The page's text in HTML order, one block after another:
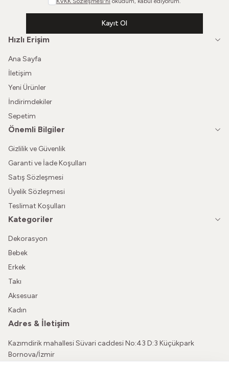
Kayıt Ol
Hızlı Erişim
Ana Sayfa
İletişim
Yeni Ürünler
İndirimdekiler
Sepetim
Önemli Bilgiler
Gizlilik ve Güvenlik
Garanti ve İade Koşulları
Satış Sözleşmesi
Üyelik Sözleşmesi
Teslimat Koşulları
Kategoriler
Dekorasyon
Bebek
Erkek
Takı
Aksesuar
Kadın
Adres & İletişim
Kazımdirik mahallesi Süvari caddesi No:43 D:3 Küçükpark
Bornova/İzmir